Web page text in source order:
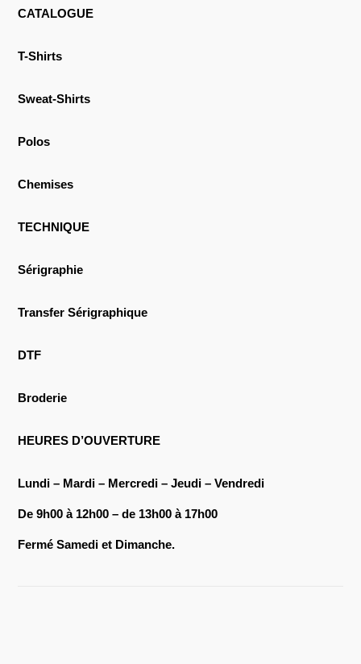
CATALOGUE
T-Shirts
Sweat-Shirts
Polos
Chemises
TECHNIQUE
Sérigraphie
Transfer Sérigraphique
DTF
Broderie
HEURES D’OUVERTURE
Lundi – Mardi – Mercredi – Jeudi – Vendredi
De 9h00 à 12h00 – de 13h00 à 17h00
Fermé Samedi et Dimanche.